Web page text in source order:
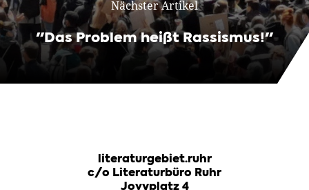
Nächster Artikel
"Das Problem heißt Rassismus!"
literaturgebiet.ruhr
c/o Literaturbüro Ruhr
Jovyplatz 4